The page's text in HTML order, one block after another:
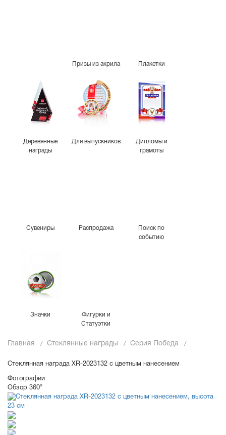
Призы из акрила Плакетки
Деревянные
награды
Для выпускников
Дипломы и
грамоты
Сувениры Распродажа
Поиск по
событию
Значки
Фигурки и
Статуэтки
Главная Стеклянные награды Серия Победа
Стеклянная награда XR-2023132 с цветным нанесением
Фотографии
Обзор 360°